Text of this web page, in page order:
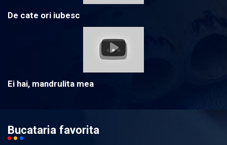
De cate ori iubesc
Ei hai, mandrulita mea
Bucataria favorita